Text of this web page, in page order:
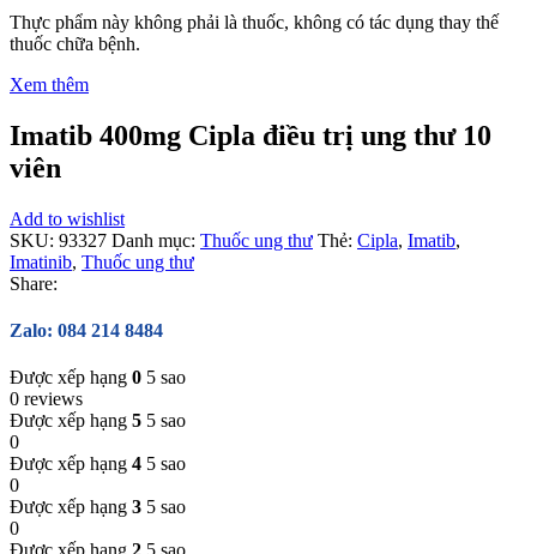
Thực phẩm này không phải là thuốc, không có tác dụng thay thế
thuốc chữa bệnh.
Xem thêm
Imatib 400mg Cipla điều trị ung thư 10
viên
Add to wishlist
SKU: 93327 Danh mục: Thuốc ung thư Thẻ: Cipla, Imatib,
Imatinib, Thuốc ung thư
Share:
Zalo: 084 214 8484
Được xếp hạng 0 5 sao
0 reviews
Được xếp hạng 5 5 sao
0
Được xếp hạng 4 5 sao
0
Được xếp hạng 3 5 sao
0